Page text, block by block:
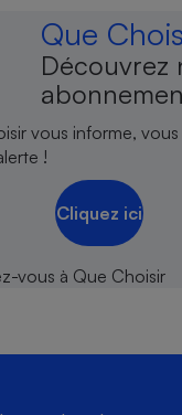
Que
Découvrez
vous informe,
!
Cliquez ici